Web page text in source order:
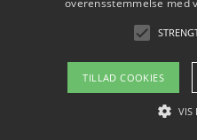
Om / kontakt
overensstemmelse med
TILLAD COOKIES
VIS